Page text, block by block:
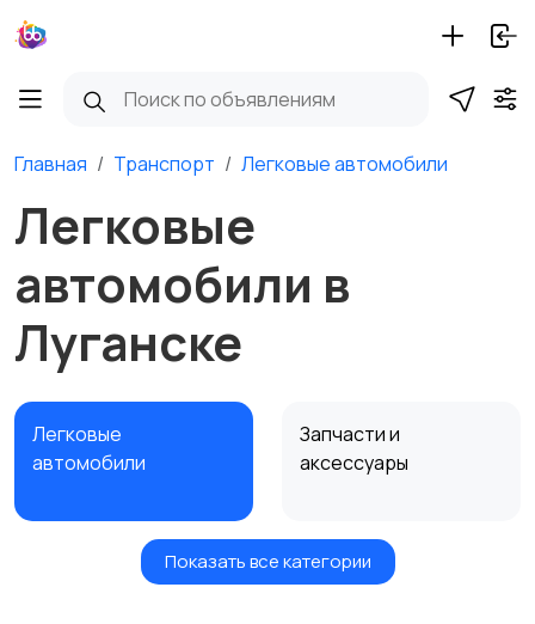
Главная Транспорт Легковые автомобили
Легковые
автомобили в
Луганске
Легковые
автомобили
Запчасти и
аксессуары
Водный транспорт Автобусы и грузовики
Показать все категории